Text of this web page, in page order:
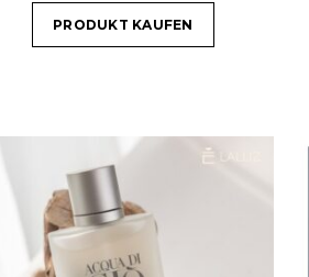
PRODUKT KAUFEN